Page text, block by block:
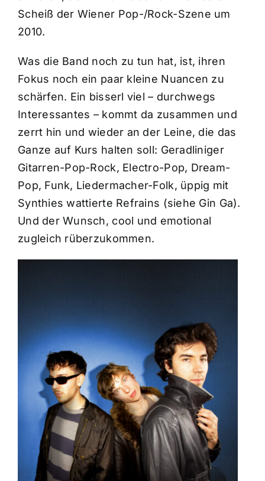
Scheiß der Wiener Pop-/Rock-Szene um
2010.
Was die Band noch zu tun hat, ist, ihren
Fokus noch ein paar kleine Nuancen zu
schärfen. Ein bisserl viel – durchwegs
Interessantes – kommt da zusammen und
zerrt hin und wieder an der Leine, die das
Ganze auf Kurs halten soll: Geradliniger
Gitarren-Pop-Rock, Electro-Pop, Dream-
Pop, Funk, Liedermacher-Folk, üppig mit
Synthies wattierte Refrains (siehe Gin Ga).
Und der Wunsch, cool und emotional
zugleich rüberzukommen.